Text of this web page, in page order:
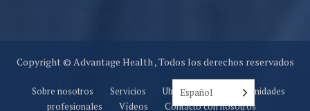
Copyright © Advantage Health , Todos los derechos reservados
Sobre nosotros Servicios Ubicaciones
Oportunidades
profesionales
Vídeos Contacto con nosotros
Español